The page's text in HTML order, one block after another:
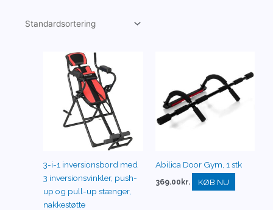
3-i-1 inversionsbord med
3 inversionsvinkler, push-
up og pull-up stænger,
nakkestøtte
Abilica Door Gym, 1 stk
369.00 kr. KØB NU